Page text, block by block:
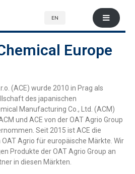
EN
Europe
(ACE) wurde 2010 in Prag als
des japanischen
Manufacturing Co., Ltd. (ACM)
und ACE von der OAT Agrio Group
Seit 2015 ist ACE die
Agrio für europäische Märkte. Wir
Produkte der OAT Agrio Group an
in diesen Märkten.